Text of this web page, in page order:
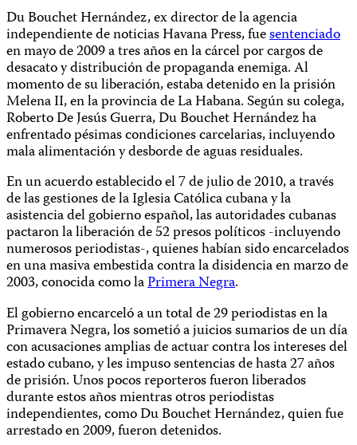
Du Bouchet Hernández, ex director de la agencia
independiente de noticias Havana Press, fuesentenciado
en mayo de 2009 a tres años en la cárcel por cargos de
desacato y distribución de propaganda enemiga. Al
momento de su liberación, estaba detenido en la prisión
Melena II, en la provincia de La Habana. Según su colega,
Roberto De Jesús Guerra, Du Bouchet Hernández ha
enfrentado pésimas condiciones carcelarias, incluyendo
mala alimentación y desborde de aguas residuales.
En un acuerdo establecido el 7 de julio de 2010, a través
de las gestiones de la Iglesia Católica cubana y la
asistencia del gobierno español, las autoridades cubanas
pactaron la liberación de 52 presos políticos -incluyendo
numerosos periodistas-, quienes habían sido encarcelados
en una masiva embestida contra la disidencia en marzo de
2003, conocida como laPrimera Negra.
El gobierno encarceló a un total de 29 periodistas en la
Primavera Negra, los sometió a juicios sumarios de un día
con acusaciones amplias de actuar contra los intereses del
estado cubano, y les impuso sentencias de hasta 27 años
de prisión. Unos pocos reporteros fueron liberados
durante estos años mientras otros periodistas
independientes, como Du Bouchet Hernández, quien fue
arrestado en 2009, fueron detenidos.